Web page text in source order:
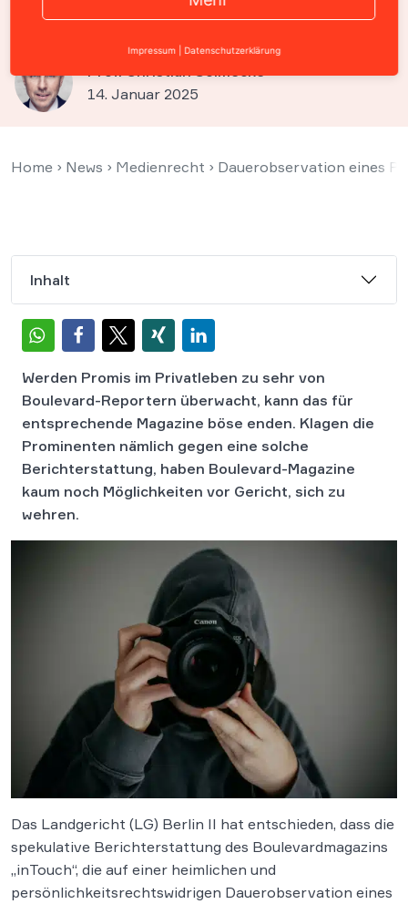
schlechte Karten vor Gericht
Prof. Christian Solmecke
14. Januar 2025
Home › News › Medienrecht › Dauerobservation eines
Inhalt
Werden Promis im Privatleben zu sehr von
Boulevard-Reportern überwacht, kann das für
entsprechende Magazine böse enden. Kla­gen die
Prominenten nämlich gegen eine solche
Berichterstattung, haben Boulevard-Magazine
kaum noch Möglichkeiten vor Gericht, sich zu
wehren.
Das Landgericht (LG) Berlin II hat entschieden, dass die
spekulative Berichterstattung des Boulevardmagazins
„inTouch“, die auf einer heimlichen und
persönlichkeitsrechtswidrigen Dauerobservation eines
Impressum Datenschutzerklärung